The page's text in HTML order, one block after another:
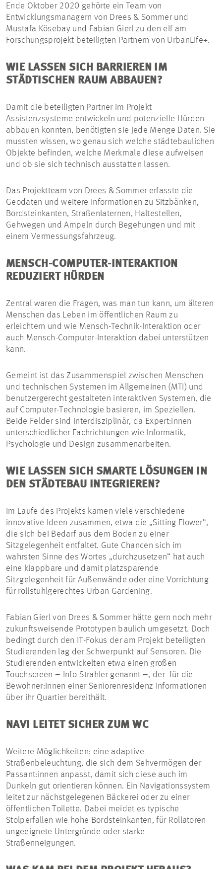
Ende Oktober 2020 gehörte ein Team von
Entwicklungsmanagern von Drees & Sommer und
Mustafa Kösebay und Fabian Gierl zu den elf am
Forschungsprojekt beteiligten Partnern von UrbanLife+.
WIE LASSEN SICH BARRIEREN IM
STÄDTISCHEN RAUM ABBAUEN?
Damit die beteiligten Partner im Projekt
Assistenzsysteme entwickeln und potenzielle Hürden
abbauen konnten, benötigten sie jede Menge Daten. Sie
mussten wissen, wo genau sich welche städtebaulichen
Objekte befinden, welche Merkmale diese aufweisen
und ob sie sich technisch ausstatten lassen.
Das Projektteam von Drees & Sommer erfasste die
Geodaten und weitere Informationen zu Sitzbänken,
Bordsteinkanten, Straßenlaternen, Haltestellen,
Gehwegen und Ampeln durch Begehungen und mit
einem Vermessungsfahrzeug.
MENSCH-COMPUTER-INTERAKTION
REDUZIERT HÜRDEN
Zentral waren die Fragen, was man tun kann, um älteren
Menschen das Leben im öffentlichen Raum zu
erleichtern und wie Mensch-Technik-Interaktion oder
auch Mensch-Computer-Interaktion dabei unterstützen
kann.
Gemeint ist das Zusammenspiel zwischen Menschen
und technischen Systemen im Allgemeinen (MTI) und
benutzergerecht gestalteten interaktiven Systemen, die
auf Computer-Technologie basieren, im Speziellen.
Beide Felder sind interdisziplinär, da Expert:innen
unterschiedlicher Fachrichtungen wie Informatik,
Psychologie und Design zusammenarbeiten.
WIE LASSEN SICH SMARTE LÖSUNGEN IN
DEN STÄDTEBAU INTEGRIEREN?
Im Laufe des Projekts kamen viele verschiedene
innovative Ideen zusammen, etwa die „Sitting Flower“,
die sich bei Bedarf aus dem Boden zu einer
Sitzgelegenheit entfaltet. Gute Chancen sich im
wahrsten Sinne des Wortes „durchzusetzen“ hat auch
eine klappbare und damit platzsparende
Sitzgelegenheit für Außenwände oder eine Vorrichtung
für rollstuhlgerechtes Urban Gardening.
Fabian Gierl von Drees & Sommer hätte gern noch mehr
zukunftsweisende Prototypen baulich umgesetzt. Doch
bedingt durch den IT-Fokus der am Projekt beteiligten
Studierenden lag der Schwerpunkt auf Sensoren. Die
Studierenden entwickelten etwa einen großen
Touchscreen – Info-Strahler genannt –, der für die
Bewohner:innen einer Seniorenresidenz Informationen
über ihr Quartier bereithält.
NAVI LEITET SICHER ZUM WC
Weitere Möglichkeiten: eine adaptive
Straßenbeleuchtung, die sich dem Sehvermögen der
Passant:innen anpasst, damit sich diese auch im
Dunkeln gut orientieren können. Ein Navigationssystem
leitet zur nächstgelegenen Bäckerei oder zu einer
öffentlichen Toilette. Dabei meidet es typische
Stolperfallen wie hohe Bordsteinkanten, für Rollatoren
ungeeignete Untergründe oder starke
Straßenneigungen.